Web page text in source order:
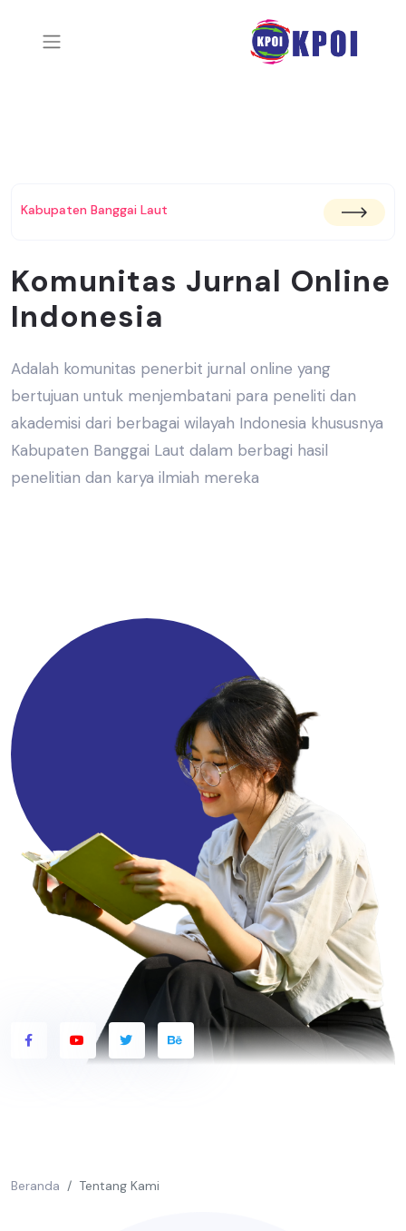
Kabupaten Banggai Laut
Komunitas Jurnal Online
Indonesia
Adalah komunitas penerbit jurnal online yang
bertujuan untuk menjembatani para peneliti dan
akademisi dari berbagai wilayah Indonesia khususnya
Kabupaten Banggai Laut dalam berbagi hasil
penelitian dan karya ilmiah mereka
Beranda Tentang Kami